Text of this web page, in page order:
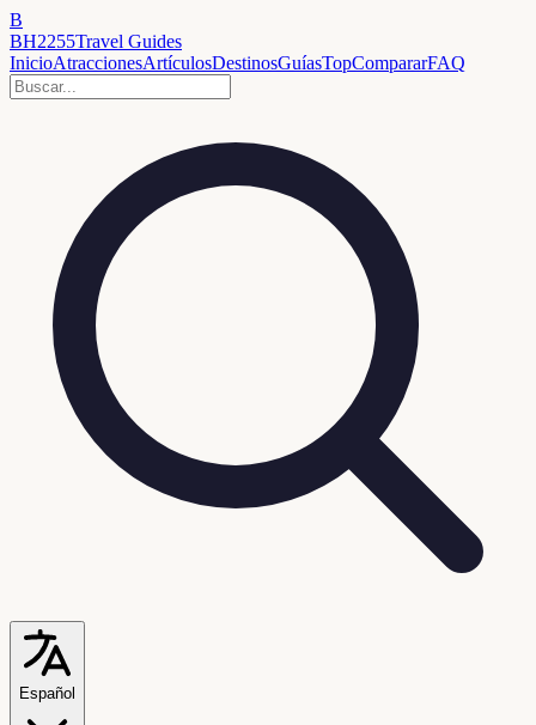
B
BH2255Travel Guides
InicioAtraccionesArtículosDestinosGuíasTopCompararFAQ
Español